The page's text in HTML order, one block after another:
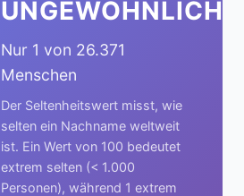
UNGEWÖHNLICH
Nur 1 von 26.371
Menschen
Der Seltenheitswert misst, wie
selten ein Nachname weltweit
ist. Ein Wert von 100 bedeutet
extrem selten (< 1.000
Personen), während 1 extrem